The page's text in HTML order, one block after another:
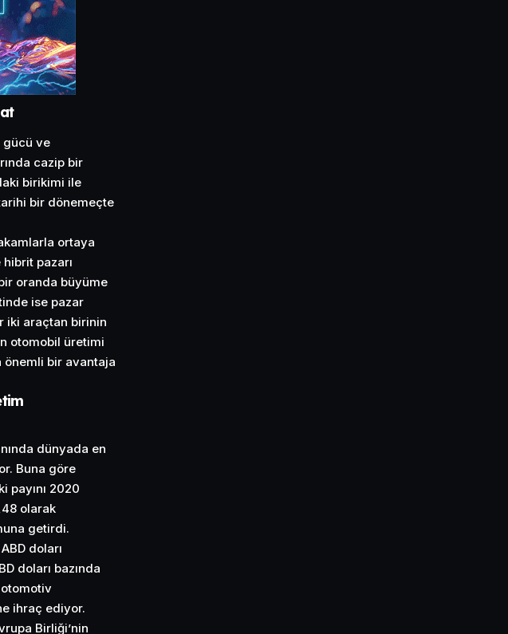
gücü ve
cazip bir
birikimi ile
bir dönemeçte
ortaya
pazarı
oranda büyüme
ise pazar
iki araçtan birinin
otomobil üretimi
önemli bir avantaja
dünyada en
Buna göre
payını 2020
olarak
getirdi.
doları
doları bazında
ihraç ediyor.
Birliği’nin